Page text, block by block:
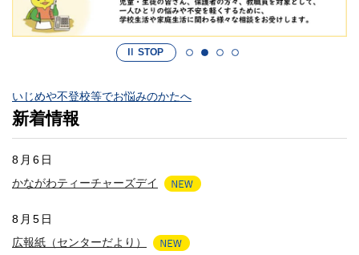
STOP
いじめや不登校等でお悩みのかたへ
新着情報
8月6日
かながわティーチャーズデイ
8月5日
広報紙（センターだより）